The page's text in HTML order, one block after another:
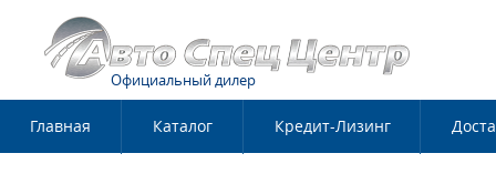
Официальный дилер
Главная Каталог Кредит-Лизинг